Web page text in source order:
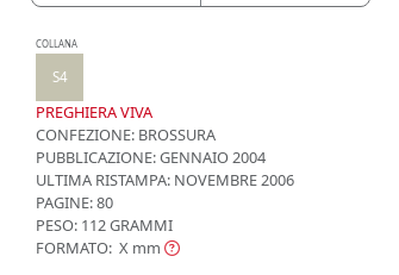
COLLANA
S4
PREGHIERA VIVA
CONFEZIONE: BROSSURA
PUBBLICAZIONE:GENNAIO 2004
ULTIMA RISTAMPA: NOVEMBRE 2006
PAGINE: 80
PESO: 112 GRAMMI
FORMATO: X mm